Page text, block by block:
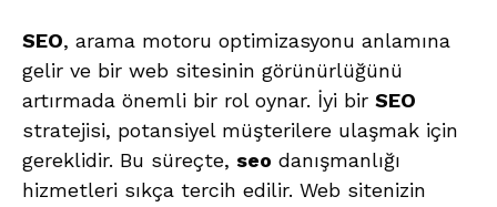
SEO, arama motoru optimizasyonu anlamına
gelir ve bir web sitesinin görünürlüğünü
artırmada önemli bir rol oynar. İyi bir SEO
stratejisi, potansiyel müşterilere ulaşmak için
gereklidir. Bu süreçte, seo danışmanlığı
hizmetleri sıkça tercih edilir. Web sitenizin